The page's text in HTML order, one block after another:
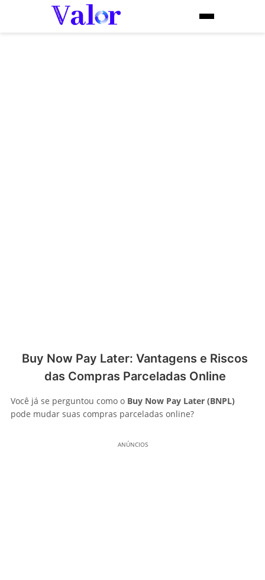
Buy Now Pay Later: Vantagens e Riscos
das Compras Parceladas Online
Você já se perguntou como o Buy Now Pay Later (BNPL)
pode mudar suas compras parceladas online?
ANÚNCIOS